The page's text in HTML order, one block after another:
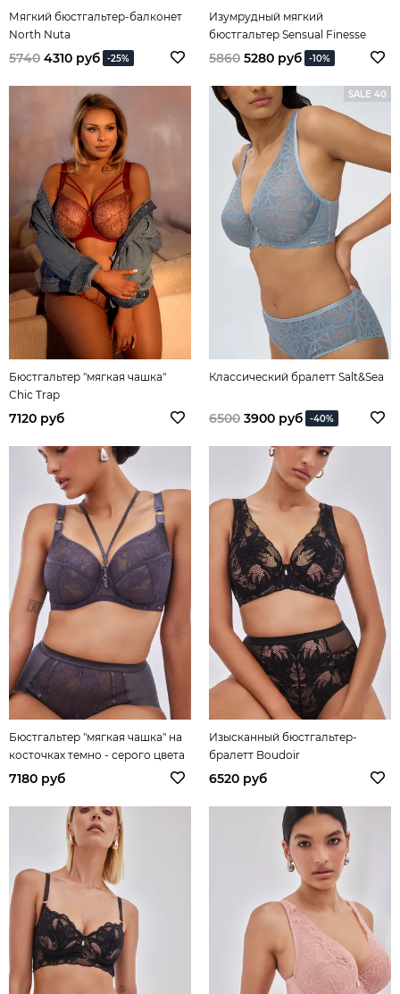
Мягкий бюстгальтер-балконет
North Nuta
5740 4310 руб -25%
Изумрудный мягкий
бюстгальтер Sensual Finesse
5860 5280 руб -10%
Бюстгальтер "мягкая чашка"
Chic Trap
7120 руб
SALE 40
Классический бралетт Salt&Sea
6500 3900 руб -40%
Бюстгальтер "мягкая чашка" на
косточках темно - серого цвета
Chiara
7180 руб
Изысканный бюстгальтер-
бралетт Boudoir
6520 руб